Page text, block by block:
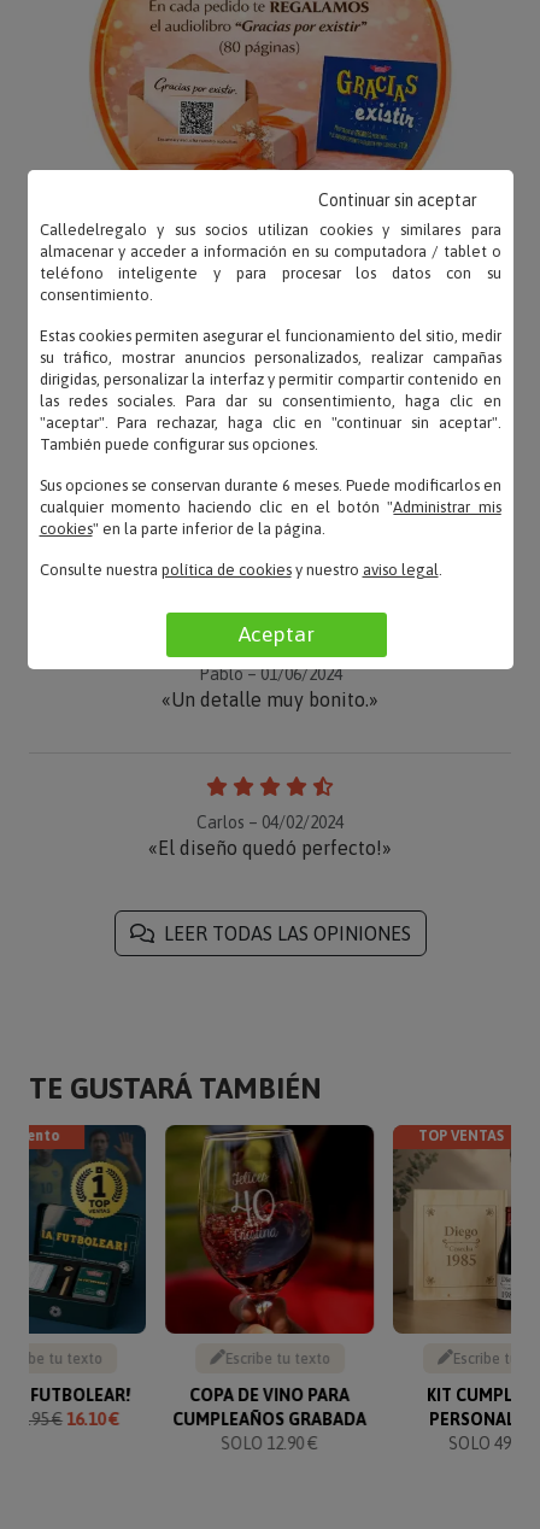
OPINIONES
Carmen – 05/08/2024
Pablo – 01/06/2024
«Un detalle muy bonito.»
Carlos – 04/02/2024
«El diseño quedó perfecto!»
LEER TODAS LAS OPINIONES
TE GUSTARÁ TAMBIÉN
tu texto
¡A FUTBOLEAR!
16.95 €16.10 €
Escribe tu texto
COPA DE VINO PARA
CUMPLEAÑOS GRABADA
SOLO 12.90 €
TOP VENTAS
Escribe tu
KIT
SOLO 49.90
Calledelregalo y sus socios utilizan cookies y similares para
almacenar y acceder a información en su computadora / tablet o
teléfono inteligente y para procesar los datos con su
consentimiento.
Estas cookies permiten asegurar el funcionamiento del sitio, medir
su tráfico, mostrar anuncios personalizados, realizar campañas
dirigidas, personalizar la interfaz y permitir compartir contenido en
las redes sociales. Para dar su consentimiento, haga clic en
"aceptar". Para rechazar, haga clic en "continuar sin aceptar".
También puede configurar sus opciones.
Sus opciones se conservan durante 6 meses. Puede modificarlos en
cualquier momento haciendo clic en el botón "Administrar mis
cookies" en la parte inferior de la página.
Consulte nuestra política de cookiesy nuestro aviso legal
Aceptar
Continuar sin aceptar